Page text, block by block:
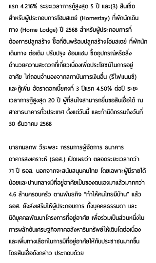
แรก 4.216% ระยะเวลาการกู้สูงสุด 5 ปี และ(3) สินเชื่อ
สำหรับผู้ประกอบการโฮมสเตย์ (Homestay) ที่พักนักเดิน
ทาง (Home Lodge) ปี 2568 สำหรับผู้ประกอบการที่
ต้องการปลูกสร้าง ซื้อที่ดินพร้อมปลูกสร้างโฮมสเตย์ ที่พักนัก
เดินทาง ต่อเติม ปรับปรุง ซ่อมแซม ซื้ออุปกรณ์หรือสิ่ง
อำนวยความสะดวกที่เกี่ยวเนื่องเพื่อประโยชน์ในการอยู่
อาศัย ไถ่ถอนจำนองจากสถาบันการเงินอื่น (รีไฟแนนซ์)
และกู้เพิ่ม อัตราดอกเบี้ยคงที่ 3 ปีแรก 4.50% ต่อปี ระยะ
เวลาการกู้สูงสุด 20 ปี ผู้ที่สนใจสามารถยื่นขอสินเชื่อได้ ณ
สาขาธนาคารทั่วประเทศ ตั้งแต่วันนี้ และทำนิติกรรมถึงวันที่
30 ธันวาคม 2568
นายกมลภพ วีระพละ กรรมการผู้จัดการ ธนาคาร
อาคารสงเคราะห์ (ธอส.) เปิดเผยว่า ตลอดระยะเวลากว่า
71 ปี ธอส. นอกจากจะสนับสนุนคนไทย โดยเฉพาะผู้มีรายได้
น้อยและปานกลางมีที่อยู่อาศัยเป็นของตนเองมาแล้วมากกว่า
4.6 ล้านครอบครัว ตามพันธกิจ “ทำให้คนไทยมีบ้าน” แล้ว
ธอส. ยังส่งเสริมให้ผู้ประกอบการ ทั้งบุคคลธรรมดา และ
นิติบุคคลพัฒนาโครงการที่อยู่อาศัย เพื่อร่วมเป็นส่วนหนึ่งใน
การผลักดันเศรษฐกิจภาคอสังหาริมทรัพย์ให้เติบโตต่อเนื่อง
และเพิ่มทางเลือกในการมีที่อยู่อาศัยให้กับประชาชนมากขึ้น
โดยสินเชื่อดังกล่าว ประกอบด้วย